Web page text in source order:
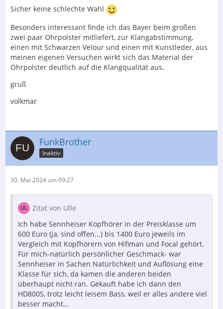
Sicher keine schlechte Wahl
Besonders interessant finde ich das Bayer beim großen
zwei paar Ohrpolster mitliefert, zur Klangabstimmung,
einen mit Schwarzen Velour und einen mit Kunstleder, aus
meinen eigenen Versuchen wirkt sich das Material der
Ohrpolster deutlich auf die Klangqualität aus.
gruß
volkmar
FunkBrother
Inaktiv
30. Mai 2024 um 09:27
Zitat von Ulle
Ich habe Sennheiser Kopfhörer in der Preisklasse um
600 Euro (ja, sind offen...) bis 1400 Euro jeweils im
Vergleich mit Kopfhörern von Hifiman und Focal gehört.
Für mich-natürlich persönlicher Geschmack- war
Sennheiser in Sachen Natürlichkeit und Auflösung eine
Klasse für sich, da kamen die anderen beiden
überhaupt nicht ran. Gekauft habe ich dann den
HD800S, trotz leicht leisem Bass, weil er alles andere viel
besser macht...